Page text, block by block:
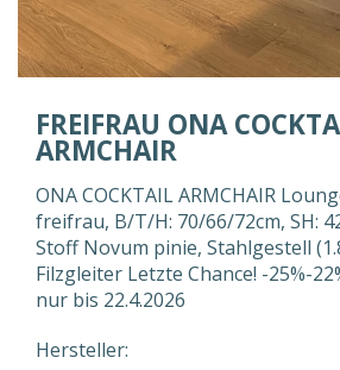
FREIFRAU ONA
ARMCHAIR
ONA COCKTAIL ARMCHAIR
freifrau, B/T/H: 70/66/72cm, SH:
Stoff Novum pinie, Stahlgestell
Filzgleiter Letzte Chance! -25%-
nur bis 22.4.2026
Hersteller: